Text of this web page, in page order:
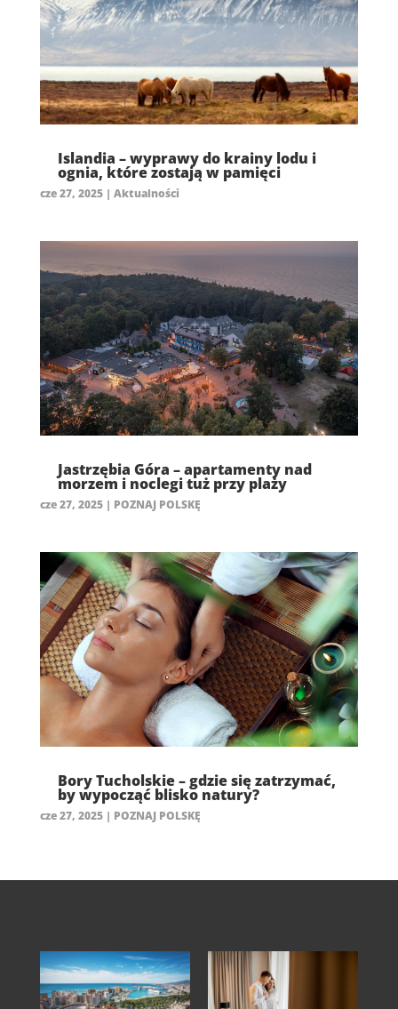
Islandia – wyprawy do krainy lodu i
ognia, które zostają w pamięci
cze 27, 2025| Aktualności
Jastrzębia Góra – apartamenty nad
morzem i noclegi tuż przy plaży
cze 27, 2025| POZNAJ POLSKĘ
Bory Tucholskie – gdzie się zatrzymać,
by wypocząć blisko natury?
cze 27, 2025| POZNAJ POLSKĘ